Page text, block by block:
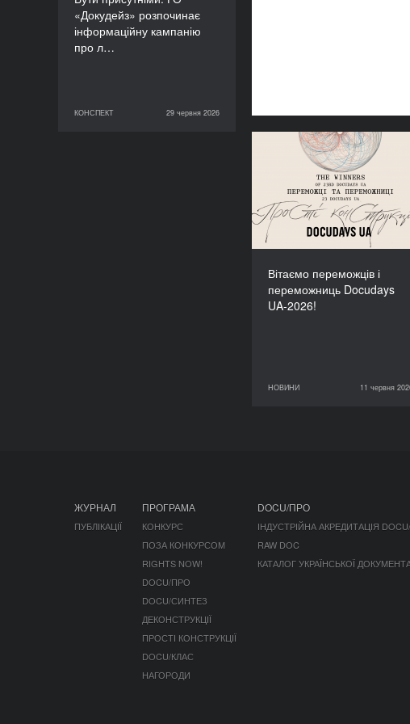
«Докудейз» розпочинає
інформаційну кампанію
про л…
КОНСПЕКТ 29 червня 2026
КОНСПЕКТ
29 червня 2026
Вітаємо переможців і
переможниць Docudays
UA-2026!
НОВИНИ 11 червня
Вітаємо переможців і
переможниць Docudays
UA-2026!
11 червня 2026
ЖУРНАЛ
ПУБЛІКАЦІЇ
ПРОГРАМА
КОНКУРС
ПОЗА КОНКУРСОМ
RIGHTS NOW!
DOCU/ПРО
DOCU/СИНТЕЗ
ДЕКОНСТРУКЦІЇ
ПРОСТІ КОНСТРУКЦІЇ
DOCU/КЛАС
НАГОРОДИ
DOCU/ПРО
ІНДУСТРІЙНА АКРЕДИТАЦІЯ
RAW DOC
КАТАЛОГ УКРАЇНСЬКОЇ